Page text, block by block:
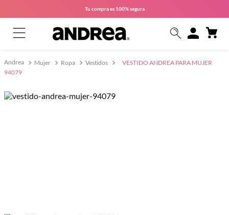
Tu compra es 100% segura
Mujer Ropa Vestidos
VESTIDO ANDREA PARA MUJER
94079